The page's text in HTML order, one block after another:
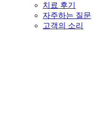
치료 후기
자주하는 질문
고객의 소리